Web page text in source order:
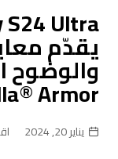
يقدّم
والوضوح
Armor
يناير 20, 2024